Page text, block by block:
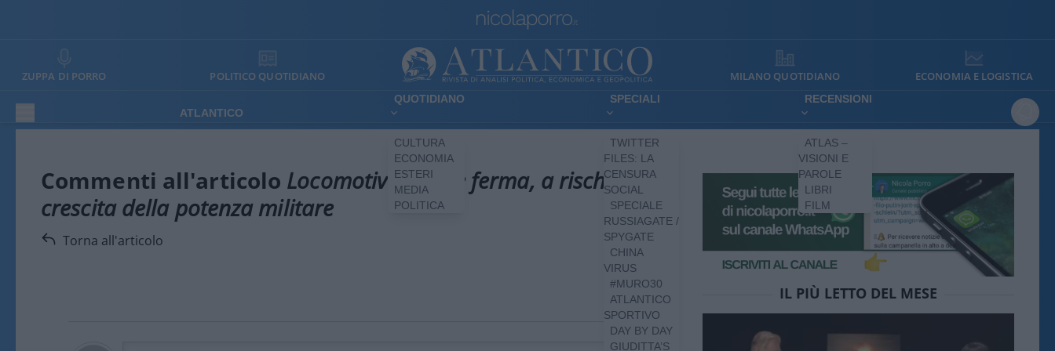
ZUPPA DI PORRO POLITICO QUOTIDIANO MILANO QUOTIDIANO ECONOMIA E LOGISTICA
ATLANTICO
QUOTIDIANO
CULTURA
ECONOMIA
ESTERI
MEDIA
POLITICA
SPECIALI
TWITTER
FILES: LA
CENSURA
SOCIAL
SPECIALE
RUSSIAGATE /
SPYGATE
CHINA
VIRUS
#MURO30
ATLANTICO
SPORTIVO
DAY BY DAY
GIUDITTA’S
RECENSIONI
ATLAS –
VISIONI E
PAROLE
LIBRI
FILM
Commenti all'articolo Locomotiva cinese ferma, a rischio la
crescita della potenza militare
Torna all'articolo
IL PIÙ LETTO DEL MESE